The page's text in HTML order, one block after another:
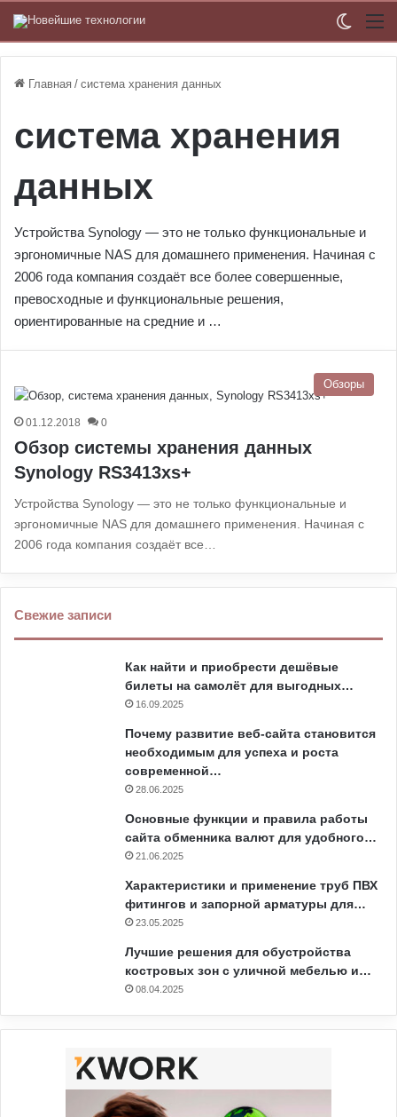
Главная / система хранения данных
система хранения
данных
Устройства Synology — это не только функциональные и
эргономичные NAS для домашнего применения. Начиная с
2006 года компания создаёт все более совершенные,
превосходные и функциональные решения,
ориентированные на средние и …
Обзоры
01.12.2018 0
Обзор системы хранения данных
Synology RS3413xs+
Устройства Synology — это не только функциональные и
эргономичные NAS для домашнего применения. Начиная с
2006 года компания создаёт все…
Свежие записи
Как найти и приобрести дешёвые
билеты на самолёт для выгодных…
16.09.2025
Почему развитие веб-сайта становится
необходимым для успеха и роста
современной…
28.06.2025
Основные функции и правила работы
сайта обменника валют для удобного…
21.06.2025
Характеристики и применение труб ПВХ
фитингов и запорной арматуры для…
23.05.2025
Лучшие решения для обустройства
костровых зон с уличной мебелью и…
08.04.2025